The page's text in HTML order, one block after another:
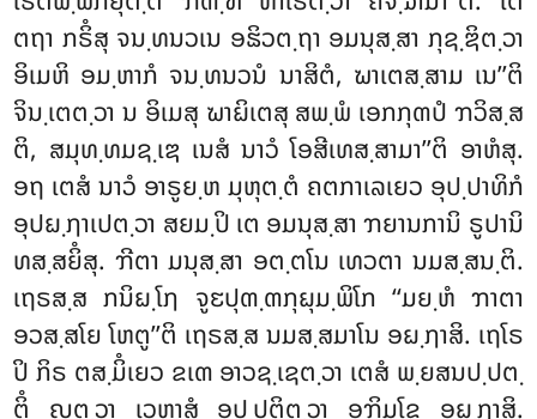
ຕຖາ ກຣິໍສຸ ຈນ຺ທນວເນ ອຘິວຕ຺ຖາ ອມນຸສ຺ສາ ກຸຊ຺ຌິຕ຺ວາ
ອິເມຫິ ອມ຺ຫາກໍ ຈນ຺ທນວນໍ ນາສິຕໍ, ຆາເຕສ຺ສາມ ເນ’’ຕິ
ຈິນ຺ເຕຕ຺ວາ ນ ອິເມສຸ ຆາຏິເຕສຸ ສພ຺ພໍ ເອກກຸຓປໍ ຠວິສ຺ສ
ຕິ, ສມຸທ຺ທມຊ຺ເຌ ເນສໍ ນາວໍ ໂອສີເທສ຺ສາມາ’’ຕິ ອາຫໍສຸ.
ອຖ ເຕສໍ ນາວໍ ອາຣູຍ຺ຫ ມຸຫຸຕ຺ຕໍ ຄຕກາເລເຍວ ອຸປ຺ປາທິກໍ
ອຸປຏ຺ຐາເປຕ຺ວາ ສຍມ຺ປິ ເຕ ອມນຸສ຺ສາ ຠຍານການິ ຣູປານິ
ທສ຺ສຍິໍສຸ. ຠີຕາ ມນຸສ຺ສາ ອຕ຺ຕໂນ ເທວຕາ ນມສ຺ສນ຺ຕິ.
ເຖຣສ຺ສ ກນິຏ຺ໂຐ ຈູຬປຸຓ຺ຓກຸຏຸມ຺ພິໂກ ‘‘ມຍ຺ຫໍ ຠາຕາ
ອວສ຺ສໂຍ ໂຫຕູ’’ຕິ ເຖຣສ຺ສ ນມສ຺ສມາໂນ ອຏ຺ຐາສິ. ເຖໂຣ
ປິ ກິຣ ຕສ຺ມິໍເຍວ ຂເຓ ອາວຊ຺ເຊຕ຺ວາ ເຕສໍ ພ຺ຍສນປ຺ປຕ຺
ຕິໍ ຎຕ຺ວາ ເວຫາສໍ ອຸປ຺ປຕິຕ຺ວາ ອຠິມຸໂຂ ອຏ຺ຐາສິ.